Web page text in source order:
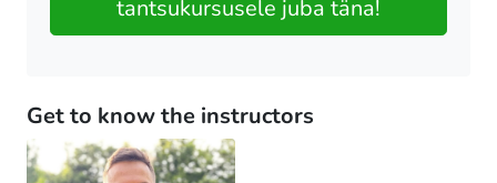
tantsukursusele juba täna!
Get to know the instructors